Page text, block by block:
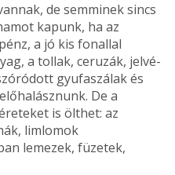
de semminek sincs
kapunk, ha az
a jó kis fonallal
a tollak, ceruzák, jelvé­
gyufa­szálak és
De a
is ölthet: az
limlomok
lemezek, füzetek,